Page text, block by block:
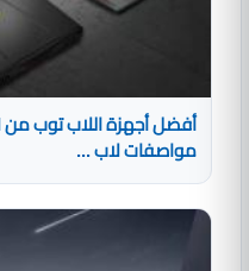
مواصفات لاب ...